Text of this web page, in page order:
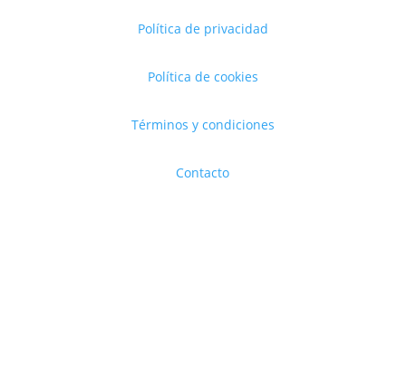
Política de privacidad
Política de cookies
Términos y condiciones
Contacto